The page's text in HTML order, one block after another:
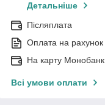
Детальніше
Післяплата
Оплата на рахунок
На карту Монобанк
Всі умови оплати